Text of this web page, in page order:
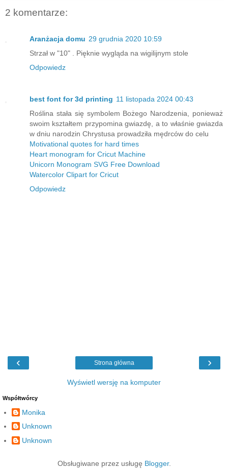
2 komentarze:
Aranżacja domu 29 grudnia 2020 10:59
Strzał w "10" . Pięknie wygląda na wigilijnym stole
Odpowiedz
best font for 3d printing 11 listopada 2024 00:43
Roślina stała się symbolem Bożego Narodzenia, ponieważ
swoim kształtem przypomina gwiazdę, a to właśnie gwiazda
w dniu narodzin Chrystusa prowadziła mędrców do celu
Motivational quotes for hard times
Heart monogram for Cricut Machine
Unicorn Monogram SVG Free Download
Watercolor Clipart for Cricut
Odpowiedz
‹ ›
Strona główna
Wyświetl wersję na komputer
Współtwórcy
Monika
Unknown
Unknown
Obsługiwane przez usługę Blogger.